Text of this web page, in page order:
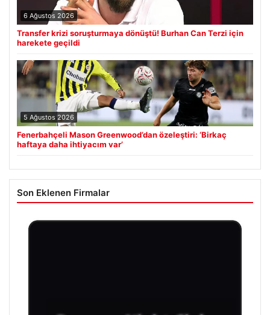
6 Ağustos 2026
Transfer krizi soruşturmaya dönüştü! Burhan Can Terzi için
harekete geçildi
5 Ağustos 2026
Fenerbahçeli Mason Greenwood’dan özeleştiri: ‘Birkaç
haftaya daha ihtiyacım var’
Son Eklenen Firmalar